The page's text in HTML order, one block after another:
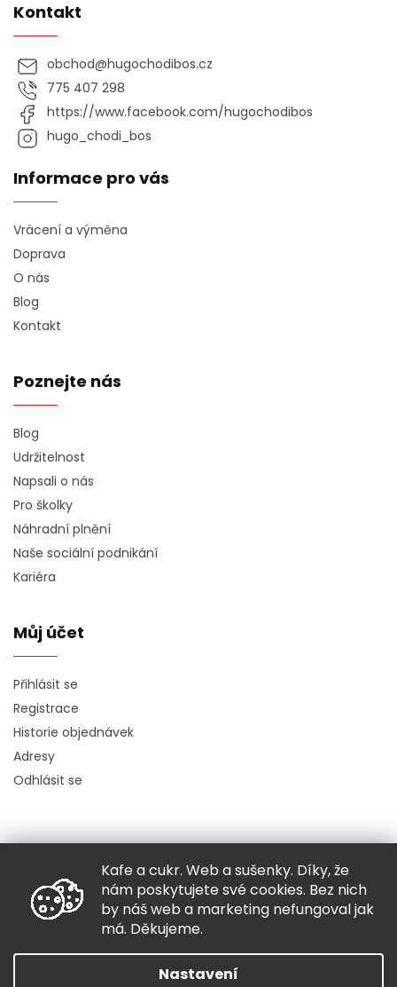
Kafe a cukr. Web a sušenky. Díky, že
nám poskytujete své cookies. Bez nich
by náš web a marketing nefungoval jak
má. Děkujeme.
Nastavení
Kontakt
obchod@hugochodibos.cz
775 407 298
https://www.facebook.com/hugochodibos
hugo_chodi_bos
Informace pro vás
Vrácení a výměna
Doprava
O nás
Blog
Kontakt
Poznejte nás
Blog
Udržitelnost
Napsali o nás
Pro školky
Náhradní plnění
Naše sociální podnikání
Kariéra
Můj účet
Přihlásit se
Registrace
Historie objednávek
Adresy
Odhlásit se
Copyright 2026Hugo chodí bos. Všechna práva vyhrazena.
Grafický návrh vytvořil a nakódovalShoptak.cz